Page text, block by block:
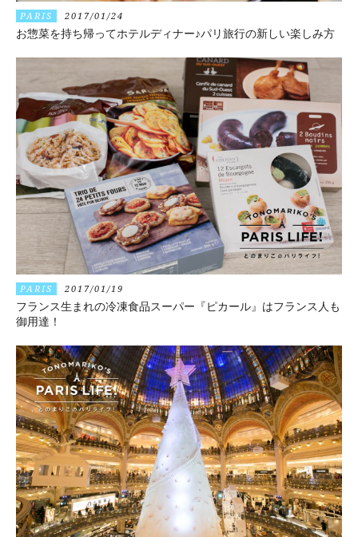
PARIS 2017/01/24
お惣菜を持ち帰ってホテルディナー♪パリ旅行の新しい楽しみ方
PARIS 2017/01/19
フランス生まれの冷凍食品スーパー『ピカール』はフランス人も
御用達！